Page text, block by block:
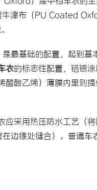
津布（PU Coated
最基础的配置，起到基
衣的标志性配置，铝银
酸乙烯）薄膜内里则
应采用热压防水工艺（
边缘处缝合）。普通车